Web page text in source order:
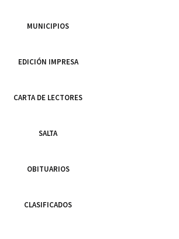
MUNICIPIOS
EDICIÓN IMPRESA
CARTA DE LECTORES
SALTA
OBITUARIOS
CLASIFICADOS